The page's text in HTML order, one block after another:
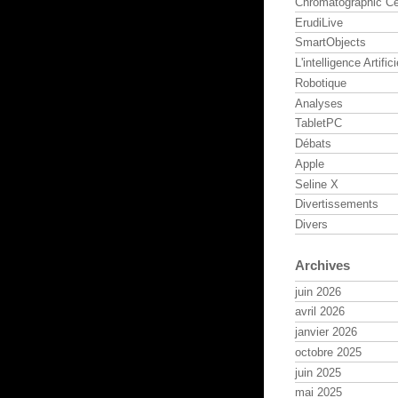
ErudiLive
SmartObjects
L'intelligence
Robotique
Analyses
TabletPC
Débats
Apple
Seline X
Divertissements
Divers
Archives
juin 2026
avril 2026
janvier 2026
octobre 2025
juin 2025
mai 2025